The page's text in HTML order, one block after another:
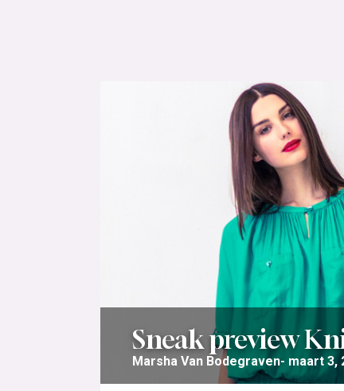
Sneak preview
Marsha Van Bodegraven maart 3,